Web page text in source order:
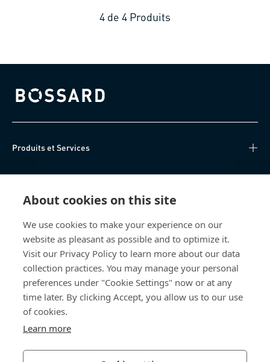
About cookies on this site
We use cookies to make your experience on our
website as pleasant as possible and to optimize it.
Visit our Privacy Policy to learn more about our data
collection practices. You may manage your personal
preferences under "Cookie Settings" now or at any
time later. By clicking Accept, you allow us to our use
of cookies.
Learn more
4 de 4 Produits
Bossard homepage
Produits et Services
Centre de connaissances
Qui sommes-nous
Bossard France
14, rue des Tuileries
67460 Souffelweyersheim